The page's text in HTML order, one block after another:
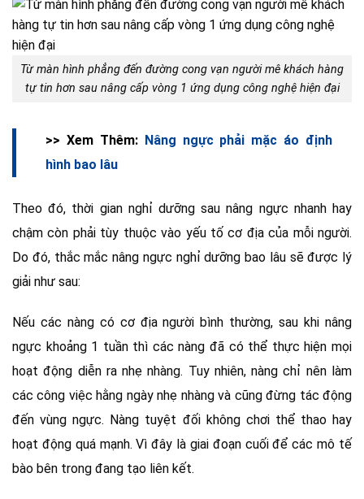
Từ màn hình phẳng đến đường cong vạn người mê khách hàng
tự tin hơn sau nâng cấp vòng 1 ứng dụng công nghệ hiện đại
>> Xem Thêm: Nâng ngực phải mặc áo định
hình bao lâu
Theo đó, thời gian nghỉ dưỡng sau nâng ngực nhanh hay
chậm còn phải tùy thuộc vào yếu tố cơ địa của mỗi người.
Do đó, thắc mắc nâng ngực nghỉ dưỡng bao lâu sẽ được lý
giải như sau:
Nếu các nàng có cơ địa người bình thường, sau khi nâng
ngực khoảng 1 tuần thì các nàng đã có thể thực hiện mọi
hoạt động diễn ra nhẹ nhàng. Tuy nhiên, nàng chỉ nên làm
các công việc hằng ngày nhẹ nhàng và cũng đừng tác động
đến vùng ngực. Nàng tuyệt đối không chơi thể thao hay
hoạt động quá mạnh. Vì đây là giai đoạn cuối để các mô tế
bào bên trong đang tạo liên kết.